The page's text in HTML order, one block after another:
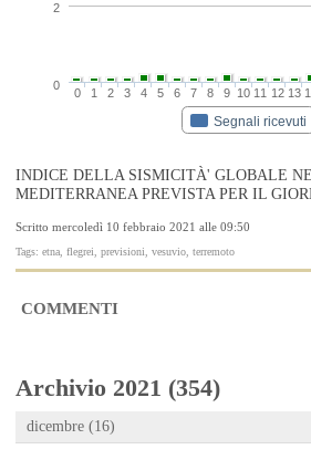
Segnali ricevuti
0 1 2 3 4 5 6 7 8 9 10 11 12 13
0
2
INDICE DELLA SISMICITÀ' GLOBALE
MEDITERRANEA PREVISTA PER IL
Scritto mercoledì 10 febbraio 2021 alle 09:50
Tags: etna, flegrei, previsioni, vesuvio, terremoto
COMMENTI
Archivio 2021 (354)
dicembre (16)